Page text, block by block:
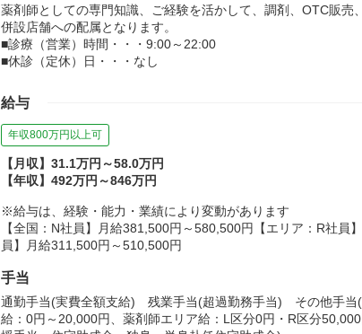
薬剤師としての専門知識、ご経験を活かして、調剤、OTC販売
併設店舗への配属となります。
■診療（営業）時間・・・9:00～22:00
■休診（定休）日・・・なし
給与
年収800万円以上可
【月収】31.1万円～58.0万円
【年収】492万円～846万円
※給与は、経験・能力・業績により変動があります
【全国：N社員】月給381,500円～580,500円【エリア：R社員
員】月給311,500円～510,500円
手当
通勤手当(実費全額支給) 残業手当(超過勤務手当) その他手当
給：0円～20,000円、薬剤師エリア給：L区分0円・R区分